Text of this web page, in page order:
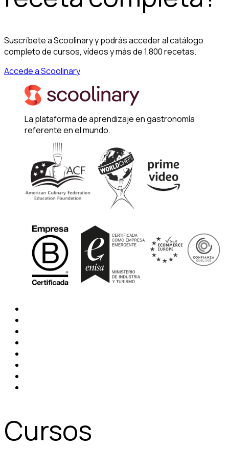
Suscríbete a Scoolinary y podrás acceder al catálogo
completo de cursos, vídeos y más de 1.800 recetas.
Accede a Scoolinary
La plataforma de aprendizaje en gastronomía
referente en el mundo.
Cursos